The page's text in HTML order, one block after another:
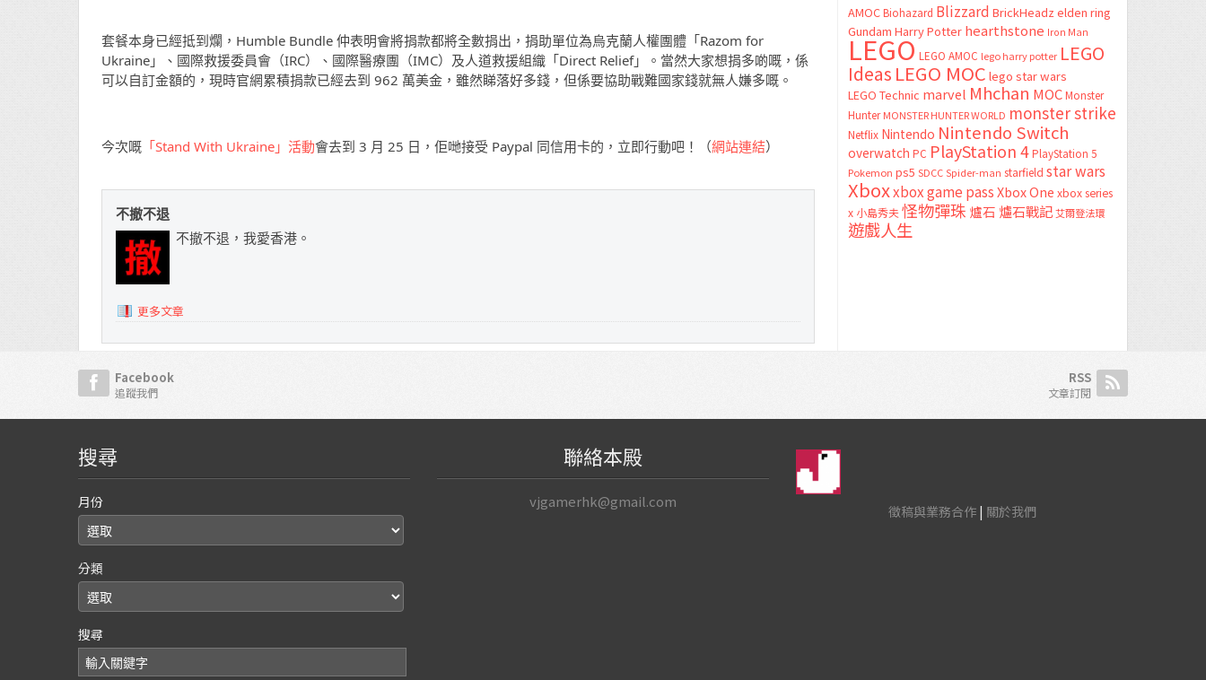
套餐本身已經抵到爛，Humble Bundle 仲表明會將捐款都將全數捐出，捐助單位為烏克蘭人權團體「Razom for
Ukraine」、國際救援委員會（IRC）、國際醫療團（IMC）及人道救援組織「Direct Relief」。當然大家想捐多啲嘅，係
可以自訂金額的，現時官網累積捐款已經去到 962 萬美金，雖然睇落好多錢，但係要協助戰難國家錢就無人嫌多嘅。
今次嘅 「Stand With Ukraine」活動會去到 3 月 25 日，佢哋接受 Paypal 同信用卡的，立即行動吧！（網站連結）
不撤不退
不撤不退，我愛香港。
更多文章
AMOC Biohazard Blizzard BrickHeadz elden ring
Gundam Harry Potter hearthstone Iron Man
LEGO LEGO AMOC lego harry potter LEGO
Ideas LEGO MOC lego star wars
LEGO Technic marvel Mhchan MOC Monster
Hunter MONSTER HUNTER WORLD monster strike
Netflix Nintendo Nintendo Switch
overwatch PC PlayStation 4 PlayStation 5
Pokemon ps5 SDCC Spider-man starfield star wars
Xboxxbox game passXbox One xbox series
x 小島秀夫怪物彈珠 爐石 爐石戰記艾爾登法環
遊戲人生
Facebook
追蹤我們
RSS
文章訂閱
搜尋
月份
分類
搜尋
聯絡本殿
vjgamerhk@gmail.com
徵稿與業務合作| 關於我們